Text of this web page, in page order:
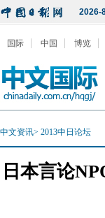
2026-
国际 中国 博览
中文资讯> 2013中日论坛
日本言论